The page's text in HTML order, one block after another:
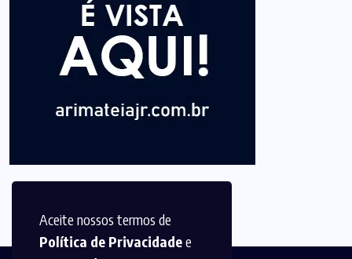
Aceite nossos termos de
Política de Privacidadee